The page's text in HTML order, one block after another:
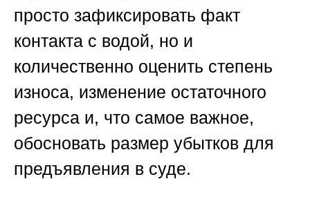
просто зафиксировать факт
контакта с водой, но и
количественно оценить степень
износа, изменение остаточного
ресурса и, что самое важное,
обосновать размер убытков для
предъявления в суде.